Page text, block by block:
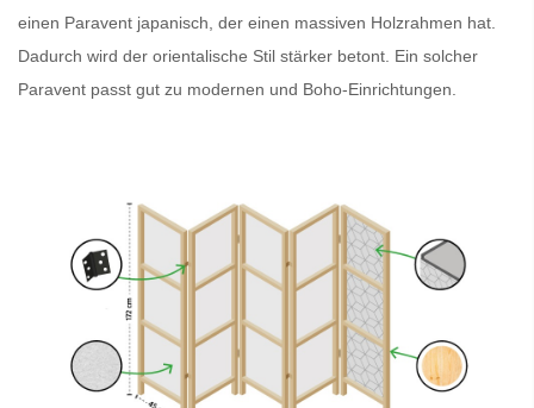
einen Paravent japanisch , der einen massiven Holzrahmen hat.
Dadurch wird der orientalische Stil stärker betont. Ein solcher
Paravent passt gut zu modernen und Boho-Einrichtungen.